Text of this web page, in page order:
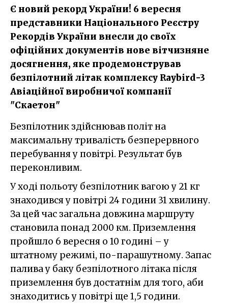
Є новий рекорд України! 6 вересня
представники Національного Реєстру
Рекордів України внесли до своїх
офіційних документів нове вітчизняне
досягнення, яке продемонстрував
безпілотний літак комплексу Raybird-3
Авіаційної виробничої компанії
"Скаетон"
Безпілотник здійснював політ на
максимальну тривалість безперервного
перебування у повітрі. Результат був
переконливим.
У ході польоту безпілотник вагою у 21 кг
знаходився у повітрі 24 години 31 хвилину.
За цей час загальна довжина маршруту
становила понад 2000 км. Приземлення
пройшло 6 вересня о 10 годині – у
штатному режимі, по-парашутному. Запас
палива у баку безпілотного літака після
приземлення був достатнім для того, аби
знаходитись у повітрі ще 1,5 години.